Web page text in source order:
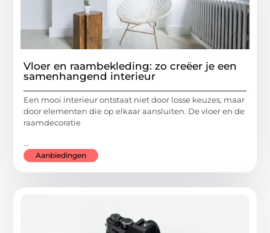
Vloer en raambekleding: zo creëer je een
samenhangend interieur
Een mooi interieur ontstaat niet door losse keuzes, maar
door elementen die op elkaar aansluiten. De vloer en de
raamdecoratie
...
Aanbiedingen